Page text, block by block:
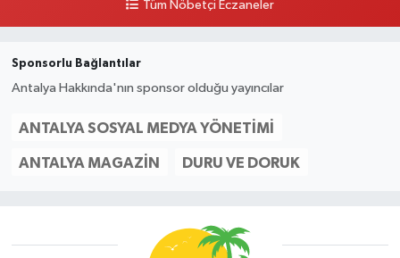
Tüm Nöbetçi Eczaneler
Sponsorlu Bağlantılar
Antalya Hakkında'nın sponsor olduğu yayıncılar
ANTALYA SOSYAL MEDYA YÖNETIMI
ANTALYA MAGAZIN DURU VE DORUK